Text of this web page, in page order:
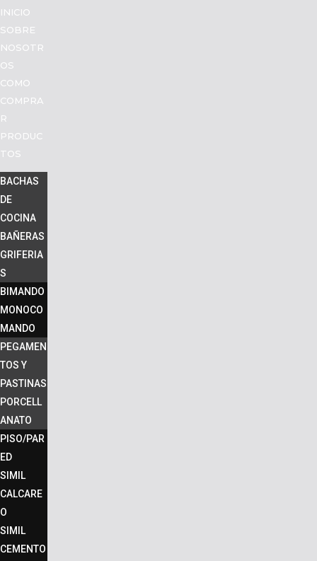
INICIO
SOBRE
NOSOTR
OS
COMO
COMPRA
R
PRODUC
TOS
BACHAS
DE
COCINA
BAÑERAS
GRIFERIA
S
BIMANDO
MONOCO
MANDO
PEGAMEN
TOS Y
PASTINAS
PORCELL
ANATO
PISO/PAR
ED
SIMIL
CALCARE
O
SIMIL
CEMENTO